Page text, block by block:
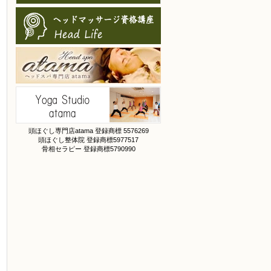
頭ほぐし専門店atama 登録商標 5576269
頭ほぐし整体院 登録商標5977517
骨相セラピー 登録商標5790990